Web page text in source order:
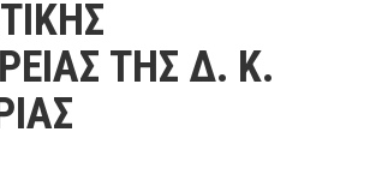
ΤΗΣ Δ. Κ.